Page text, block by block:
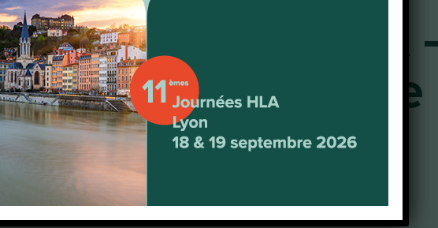
« Minute » HLA
santé à domicile